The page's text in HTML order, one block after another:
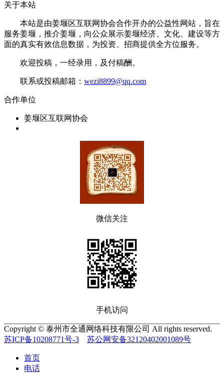
关于本站
本站是由姜堰区互联网协会合作开办的公益性网站，旨在
服务姜堰，推介姜堰，向公众展示姜堰经济、文化、建设等方
面的真实有效信息数据，为投资、招商提供全方位服务。
欢迎投稿，一经录用，及付稿酬。
联系或投稿邮箱： wezi8899@qq.com
合作单位
姜堰区互联网协会
微信关注
手机访问
Copyright © 泰州市全通网络科技有限公司 All rights reserved.
苏ICP备10208771号-3
苏公网安备32120402001089号
首页
电话